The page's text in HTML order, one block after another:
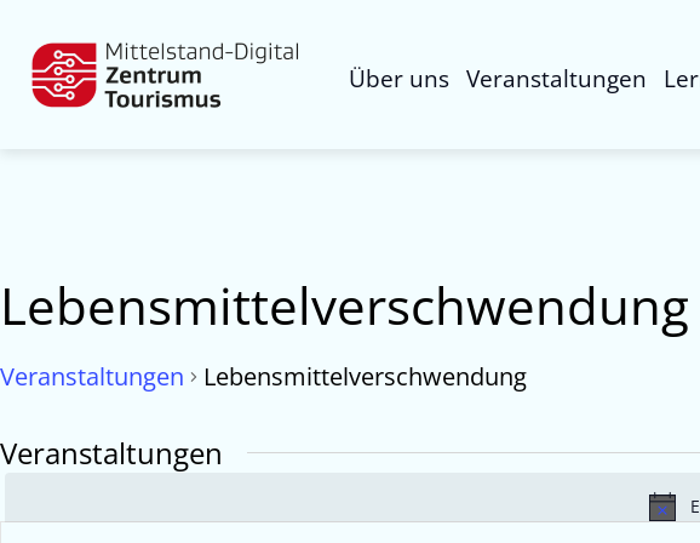
Über uns Veranstaltungen
Lebensmittelverschwendung
Veranstaltungen Lebensmittelverschwendung
Veranstaltungen